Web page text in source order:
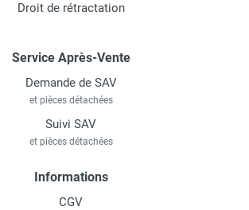
Droit de rétractation
Service Après-Vente
Demande de SAV
et pièces détachées
Suivi SAV
et pièces détachées
Informations
CGV